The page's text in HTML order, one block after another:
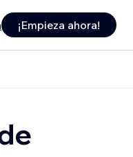
¡Empieza ahora!